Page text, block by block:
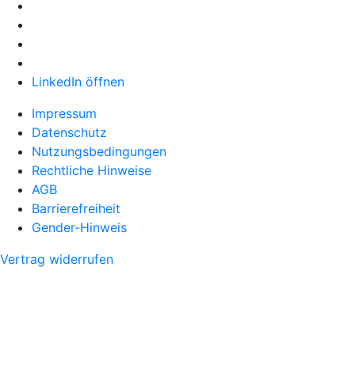
LinkedIn öffnen
Impressum
Datenschutz
Nutzungsbedingungen
Rechtliche Hinweise
AGB
Barrierefreiheit
Gender-Hinweis
Vertrag widerrufen